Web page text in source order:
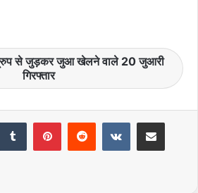
ग्रुप से जुड़कर जुआ खेलने वाले 20 जुआरी
गिरफ्तार